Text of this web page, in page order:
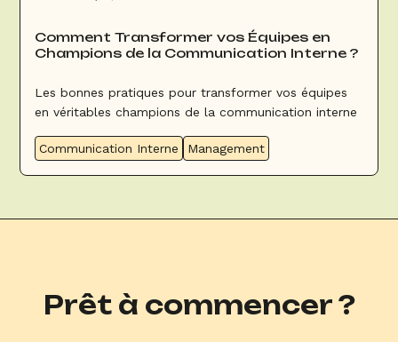
Comment Transformer vos Équipes en
Champions de la Communication Interne ?
Les bonnes pratiques pour transformer vos équipes
en véritables champions de la communication interne
Communication Interne Management
Prêt à commencer ?